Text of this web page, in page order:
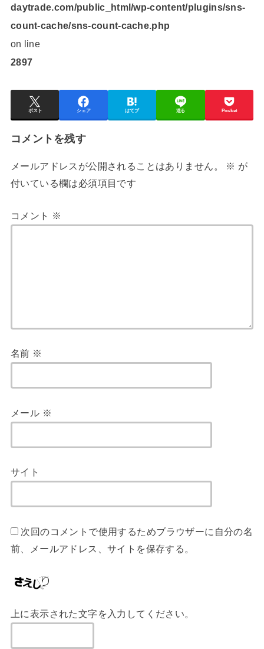
daytrade.com/public_html/wp-content/plugins/sns-
count-cache/sns-count-cache.php
on line
2897
ポスト シェア はてブ 送る Pocket
コメントを残す
メールアドレスが公開されることはありません。 ※ が
付いている欄は必須項目です
コメント ※
名前 ※
メール ※
サイト
次回のコメントで使用するためブラウザーに自分の名
前、メールアドレス、サイトを保存する。
上に表示された文字を入力してください。